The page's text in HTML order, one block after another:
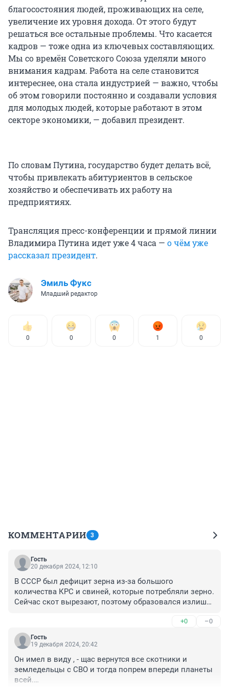
благосостояния людей, проживающих на селе,
увеличение их уровня дохода. От этого будут
решаться все остальные проблемы. Что касается
кадров — тоже одна из ключевых составляющих.
Мы со времён Советского Союза уделяли много
внимания кадрам. Работа на селе становится
интереснее, она стала индустрией — важно, чтобы
об этом говорили постоянно и создавали условия
для молодых людей, которые работают в этом
секторе экономики, — добавил президент.
По словам Путина, государство будет делать всё,
чтобы привлекать абитуриентов в сельское
хозяйство и обеспечивать их работу на
предприятиях.
Трансляция пресс-конференции и прямой линии
Владимира Путина идет уже 4 часа — о чём уже
рассказал президент.
Эмиль Фукс
Младший редактор
0 0 0 1 0
КОММЕНТАРИИ 3
Гость
20 декабря 2024, 12:10
В СССР был дефицит зерна из-за большого
количества КРС и свиней, которые потребляли зерно.
Сейчас скот вырезают, поэтому образовался излишек
+0 –0
Гость
19 декабря 2024, 20:42
Он имел в виду , - щас вернутся все скотники и
земледельцы с СВО и тогда попрем впереди планеты
всей.